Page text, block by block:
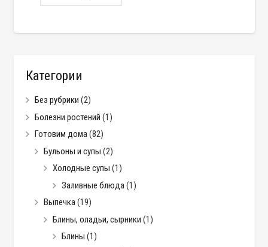
Категории
Без рубрики (2)
Болезни ростений (1)
Готовим дома(82)
Бульоны и супы (2)
Холодные супы (1)
Заливные блюда(1)
Выпечка(19)
Блины, оладьи, сырники (1)
Блины (1)